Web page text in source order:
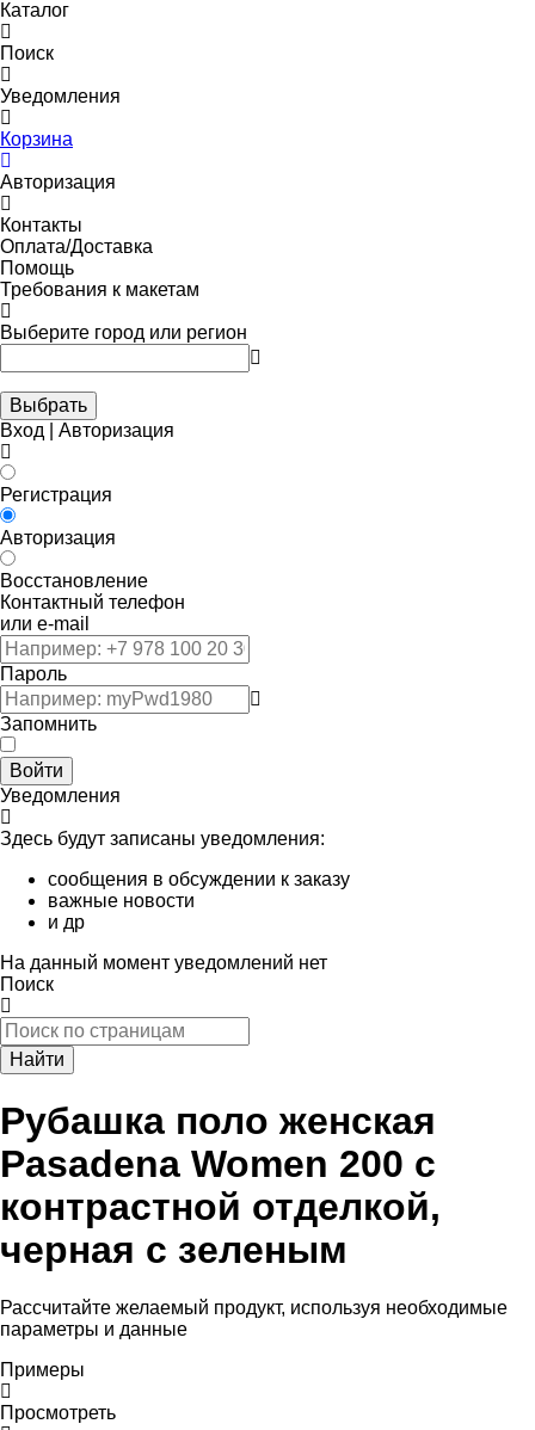
Каталог
Поиск
Уведомления
Корзина
Авторизация
Контакты
Оплата/Доставка
Помощь
Требования к макетам
Выберите город или регион
Выбрать
Вход | Авторизация
Регистрация
Авторизация
Восстановление
Контактный телефон
или e-mail
Пароль
Запомнить
Войти
Уведомления
Здесь будут записаны уведомления:
сообщения в обсуждении к заказу
важные новости
и др
На данный момент уведомлений нет
Поиск
Найти
Рубашка поло женская
Pasadena Women 200 с
контрастной отделкой,
черная с зеленым
Рассчитайте желаемый продукт, используя необходимые
параметры и данные
Примеры
Просмотреть